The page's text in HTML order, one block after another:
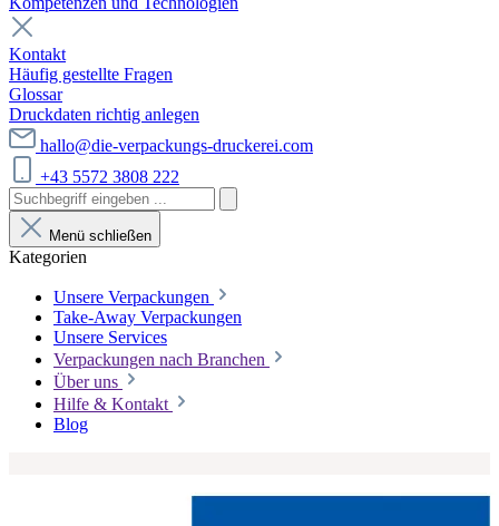
Kontakt
Häufig gestellte Fragen
Glossar
Druckdaten richtig anlegen
hallo@die-verpackungs-druckerei.com
+43 5572 3808 222
Menü schließen
Kategorien
Unsere Verpackungen
Take-Away Verpackungen
Unsere Services
Verpackungen nach Branchen
Über uns
Hilfe & Kontakt
Blog